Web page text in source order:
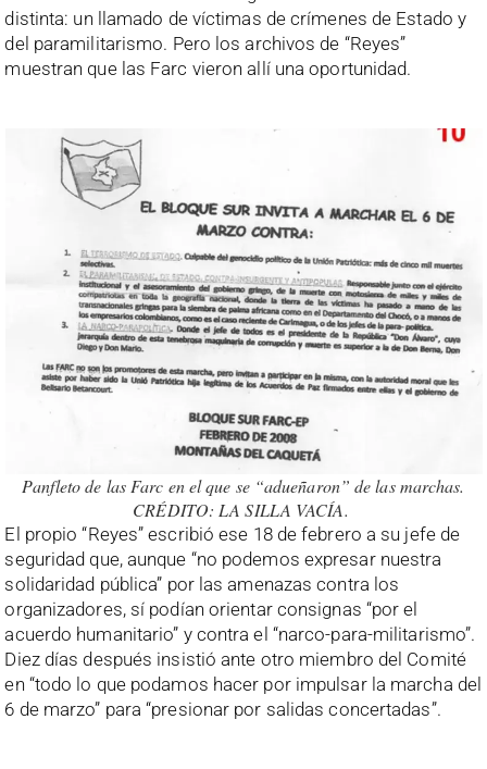
distinta: un llamado de víctimas de crímenes de Estado y
del paramilitarismo. Pero los archivos de “Reyes”
muestran que las Farc vieron allí una oportunidad.
Panfleto de las Farc en el que se “adueñaron” de las marchas.
CRÉDITO: LA SILLA VACÍA.
El propio “Reyes” escribió ese 18 de febrero a su jefe de
seguridad que, aunque “no podemos expresar nuestra
solidaridad pública” por las amenazas contra los
organizadores, sí podían orientar consignas “por el
acuerdo humanitario” y contra el “narco-para-militarismo”.
Diez días después insistió ante otro miembro del Comité
en “todo lo que podamos hacer por impulsar la marcha del
6 de marzo” para “presionar por salidas concertadas”.